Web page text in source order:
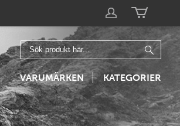
VARUMÄRKEN KATEGORIER